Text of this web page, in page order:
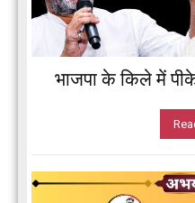
भाजपा के किले में